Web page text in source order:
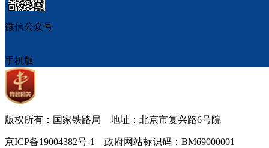
微信公众号
手机版
版权所有：国家铁路局 地址：北京市复兴路6号院
京ICP备19004382号-1 政府网站标识码：BM69000001